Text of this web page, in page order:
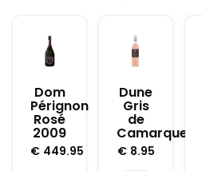
Dom
Pérignon
Rosé
2009
€ 449.95
Dune
Gris
de
Camarque
€ 8.95